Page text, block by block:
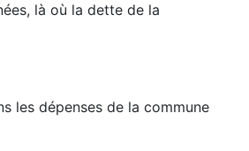
là où la dette de la
les dépenses de la commune